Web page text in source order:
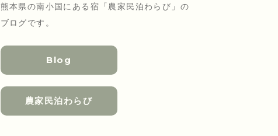
熊本県の南小国にある宿「農家民泊わらび」の
ブログです。
Blog
農家民泊わらび